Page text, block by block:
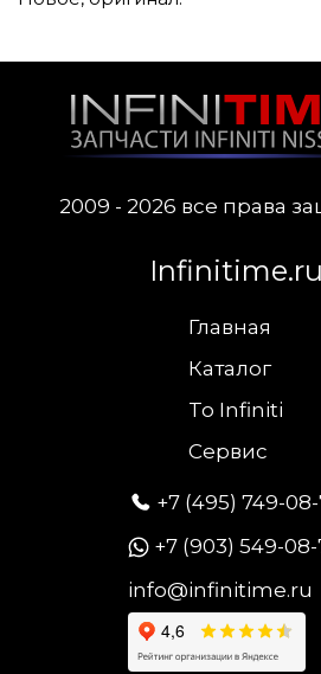
2009 - 2026 все права
Infinitime.ru
Главная
Каталог
To Infiniti
Сервис
+7 (495) 749-
+7 (903) 549-
info@infinitime.ru